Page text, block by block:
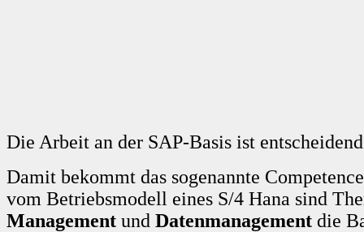
Die Arbeit an der SAP-Basis ist
Damit bekommt das sogenannte
vom Betriebsmodell eines S/4 Hana sind
Management und Datenmanagement die